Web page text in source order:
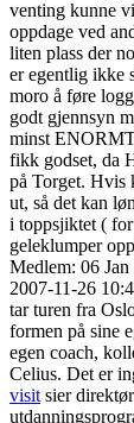
venting kunne
oppdage ved
liten plass der
er egentlig ikke
moro å føre
godt gjennsyn
minst
fikk godset, da
på Torget. Hvis
ut, så det kan
i toppsjiktet (
geleklumper
Medlem: 06
2007-11-26
tar turen fra
formen på sine
egen coach,
Celius. Det er
visit sier